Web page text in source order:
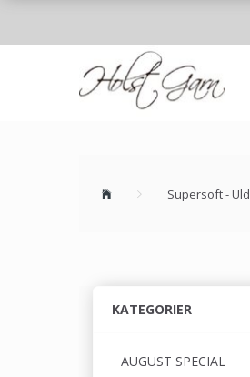
Supersoft - Uld
KATEGORIER
AUGUST SPECIAL